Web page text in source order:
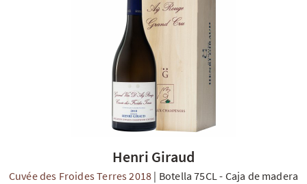
Henri Giraud
Cuvée des Froides Terres 2018 | Botella 75CL- Caja de madera